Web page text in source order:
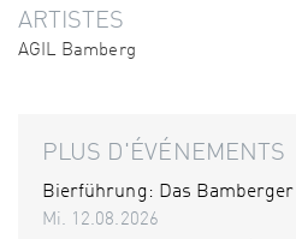
ARTISTES
AGIL Bamberg
PLUS D'ÉVÉNEMENTS
Bierführung: Das
Mi. 12.08.2026